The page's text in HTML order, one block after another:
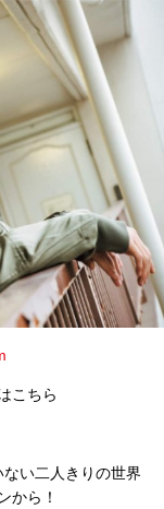
こちら
い二人きりの世界
から！